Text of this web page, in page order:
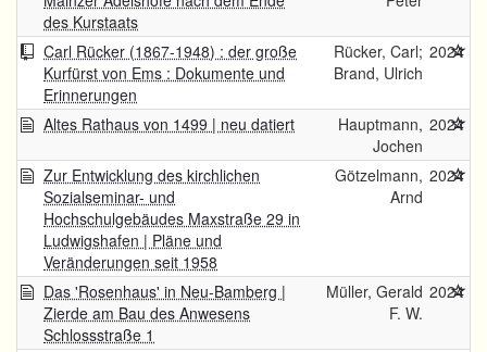
des Kurstaats
Carl Rücker (1867-1948) : der große
Kurfürst von Ems : Dokumente und
Erinnerungen
Rücker, Carl;
Brand, Ulrich
2024
Altes Rathaus von 1499 | neu datiert
Hauptmann,
Jochen
2024
Zur Entwicklung des kirchlichen
Sozialseminar- und
Hochschulgebäudes Maxstraße 29 in
Ludwigshafen | Pläne und
Veränderungen seit 1958
Götzelmann,
Arnd
2024
Das 'Rosenhaus' in Neu-Bamberg |
Zierde am Bau des Anwesens
Schlossstraße 1
Müller, Gerald
F. W.
2024